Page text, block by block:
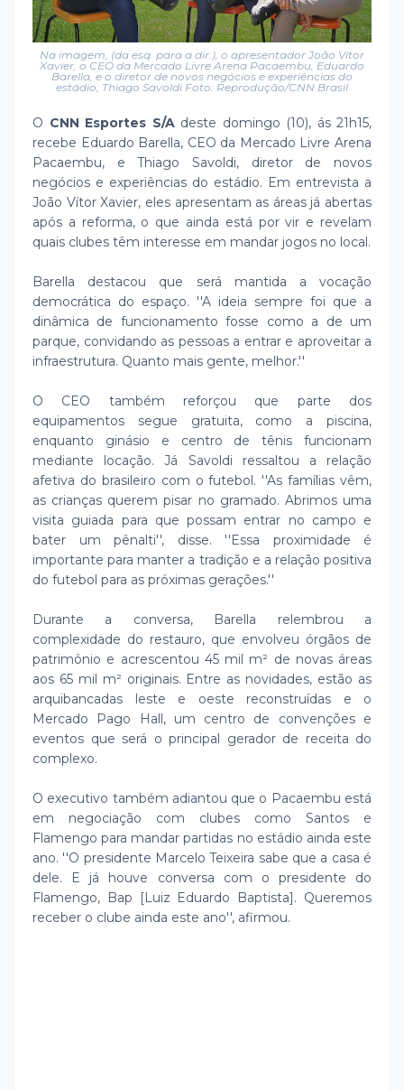
Na imagem, (da esq. para a dir.), o apresentador João Vítor
Xavier, o CEO da Mercado Livre Arena Pacaembu, Eduardo
Barella, e o diretor de novos negócios e experiências do
estádio, Thiago Savoldi Foto: Reprodução/CNN Brasil
O CNN Esportes S/Adeste domingo (10), ás 21h15,
recebe Eduardo Barella, CEO da Mercado Livre Arena
Pacaembu, e Thiago Savoldi, diretor de novos
negócios e experiências do estádio. Em entrevista a
João Vítor Xavier, eles apresentam as áreas já abertas
após a reforma, o que ainda está por vir e revelam
quais clubes têm interesse em mandar jogos no local.
Barella destacou que será mantida a vocação
democrática do espaço. ''A ideia sempre foi que a
dinâmica de funcionamento fosse como a de um
parque, convidando as pessoas a entrar e aproveitar a
infraestrutura. Quanto mais gente, melhor.''
O CEO também reforçou que parte dos
equipamentos segue gratuita, como a piscina,
enquanto ginásio e centro de tênis funcionam
mediante locação. Já Savoldi ressaltou a relação
afetiva do brasileiro com o futebol. ''As famílias vêm,
as crianças querem pisar no gramado. Abrimos uma
visita guiada para que possam entrar no campo e
bater um pênalti'', disse. ''Essa proximidade é
importante para manter a tradição e a relação positiva
do futebol para as próximas gerações.''
Durante a conversa, Barella relembrou a
complexidade do restauro, que envolveu órgãos de
patrimônio e acrescentou 45 mil m² de novas áreas
aos 65 mil m² originais. Entre as novidades, estão as
arquibancadas leste e oeste reconstruídas e o
Mercado Pago Hall, um centro de convenções e
eventos que será o principal gerador de receita do
complexo.
O executivo também adiantou que o Pacaembu está
em negociação com clubes como Santos e
Flamengo para mandar partidas no estádio ainda este
ano. ''O presidente Marcelo Teixeira sabe que a casa é
dele. E já houve conversa com o presidente do
Flamengo, Bap [Luiz Eduardo Baptista]. Queremos
receber o clube ainda este ano'', afirmou.